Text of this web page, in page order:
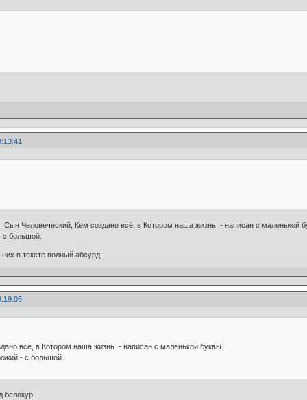
Сын Человеческий, Кем создано всё, в Котором наша жизнь - написан с маленькой
с большой.
в тексте полный абсурд.
всё, в Котором наша жизнь - написан с маленькой буквы.
- с большой.
белокур.